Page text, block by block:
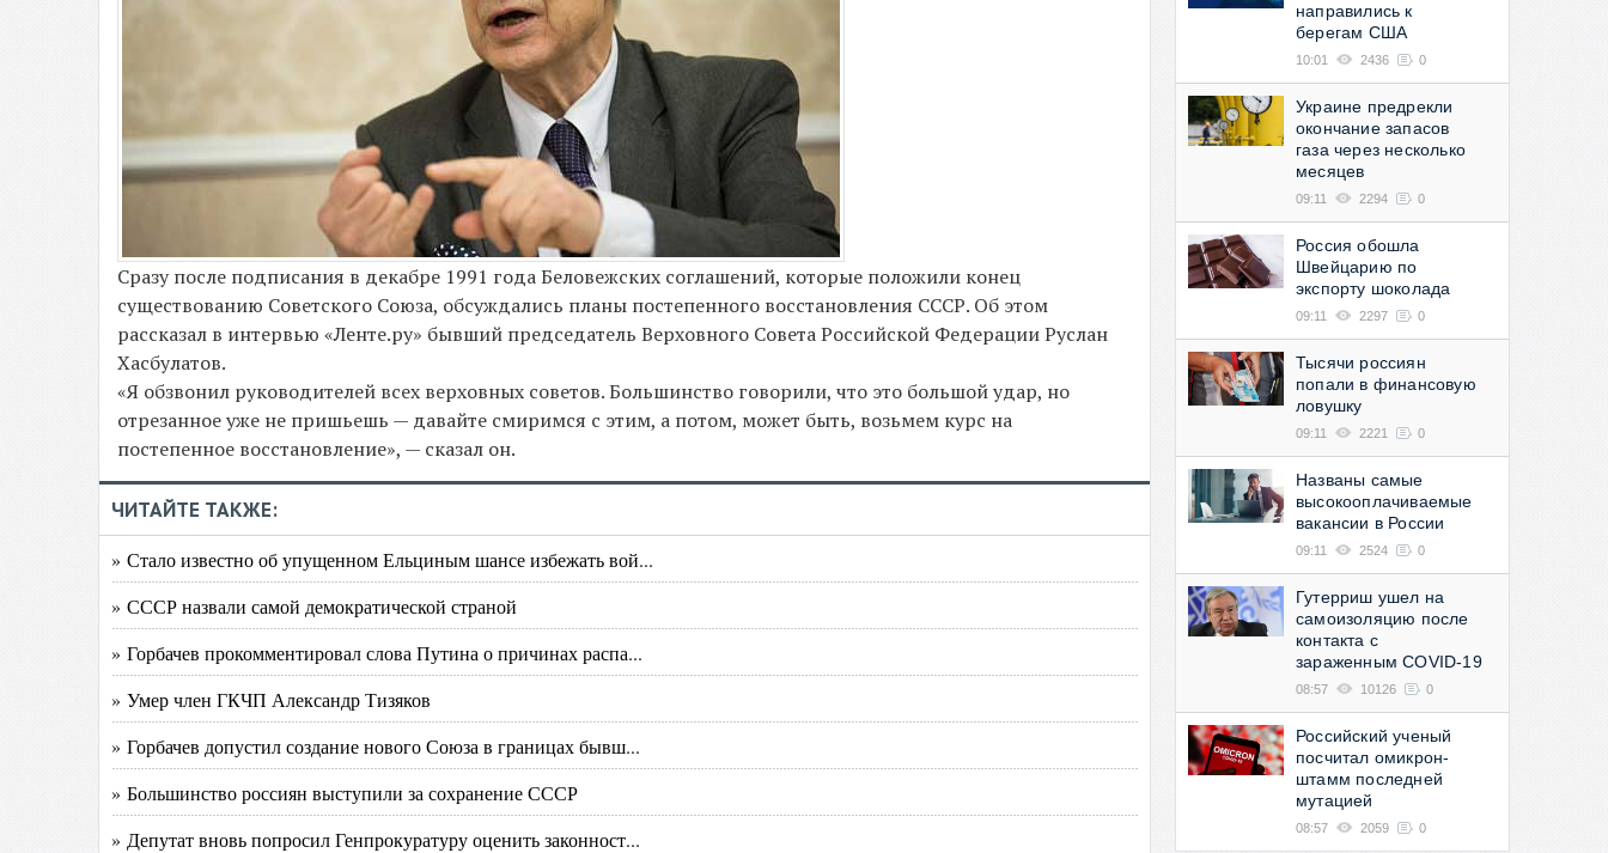
Сразу после подписания в декабре 1991 года Беловежских соглашений, которые положили конец
существованию Советского Союза, обсуждались планы постепенного восстановления СССР. Об этом
рассказал в интервью «Ленте.ру» бывший председатель Верховного Совета Российской Федерации Руслан
Хасбулатов.
«Я обзвонил руководителей всех верховных советов. Большинство говорили, что это большой удар, но
отрезанное уже не пришьешь — давайте смиримся с этим, а потом, может быть, возьмем курс на
постепенное восстановление», — сказал он.
ЧИТАЙТЕ ТАКЖЕ:
» Стало известно об упущенном Ельциным шансе избежать вой...
» СССР назвали самой демократической страной
» Горбачев прокомментировал слова Путина о причинах распа...
» Умер член ГКЧП Александр Тизяков
» Горбачев допустил создание нового Союза в границах бывш...
» Большинство россиян выступили за сохранение СССР
» Депутат вновь попросил Генпрокуратуру оценить законност...
направились к
берегам США
10:01 2436 0
Украине предрекли
окончание запасов
газа через несколько
месяцев
09:11 2294 0
Россия обошла
Швейцарию по
экспорту шоколада
09:11 2297 0
Тысячи россиян
попали в финансовую
ловушку
09:11 2221 0
Названы самые
высокооплачиваемые
вакансии в России
09:11 2524 0
Гутерриш ушел на
самоизоляцию после
контакта с
зараженным COVID-19
08:57 10126 0
Российский ученый
посчитал омикрон-
штамм последней
мутацией
08:57 2059 0